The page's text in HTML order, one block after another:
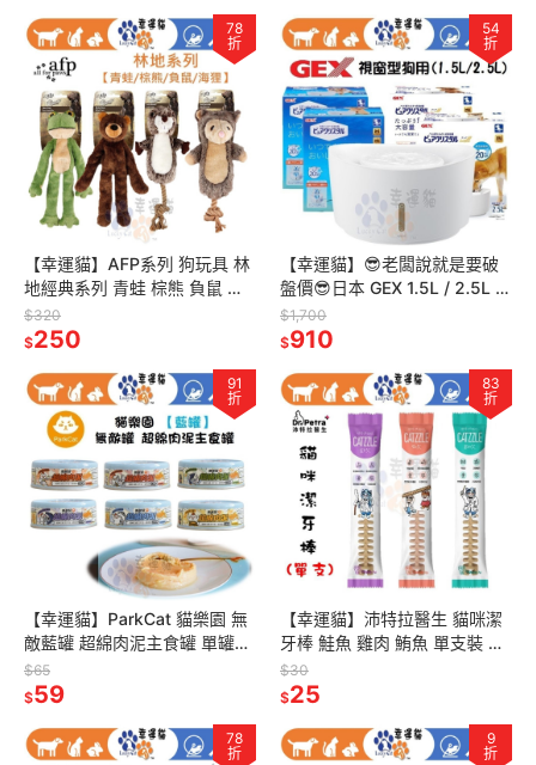
78
折
【幸運貓】AFP系列 狗玩具 林
地經典系列 青蛙 棕熊 負鼠 海
狸 狗玩具 寵物玩具
$320
$250
54
折
【幸運貓】😎老闆說就是要破
盤價😎日本 GEX 1.5L / 2.5L 犬
用 視窗型淨水循環飲水器 自動
飲水器
$1,700
$910
91
折
【幸運貓】ParkCat 貓樂園 無
敵藍罐 超綿肉泥主食罐 單罐
80g 主食罐 低磷罐 貓罐 貓主
食罐
$65
$59
83
折
【幸運貓】沛特拉醫生 貓咪潔
牙棒 鮭魚 雞肉 鮪魚 單支裝 貓
咪零食
$30
$25
78
折
9
折